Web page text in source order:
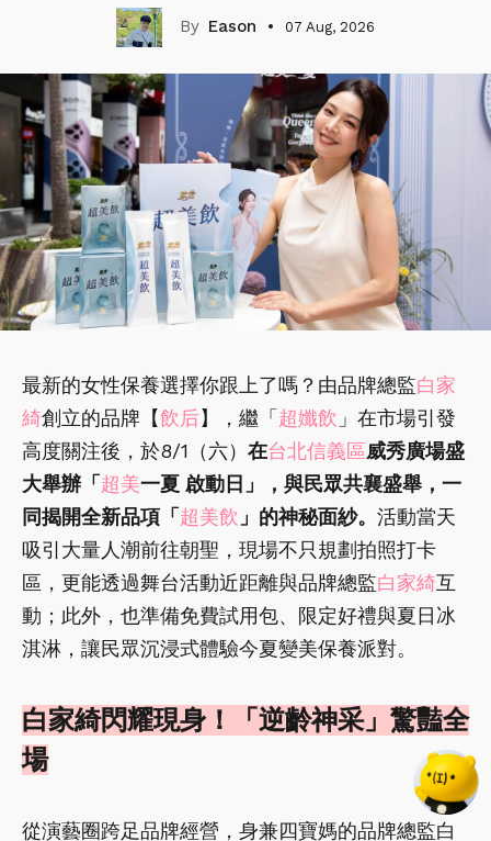
Eason 07 Aug, 2026
最新的女性保養選擇你跟上了嗎？由品牌總監白家
綺創立的品牌【飲后】，繼「 超孅飲 」在市場引發
高度關注後，於8/1（六） 在台北信義區威秀廣場盛
大舉辦「 超美一夏 啟動日」，與民眾共襄盛舉，一
同揭開全新品項「 超美飲 」的神秘面紗。 活動當天
吸引大量人潮前往朝聖，現場不只規劃拍照打卡
區，更能透過舞台活動近距離與品牌總監白家綺互
動；此外，也準備免費試用包、限定好禮與夏日冰
淇淋，讓民眾沉浸式體驗今夏變美保養派對。
白家綺閃耀現身！「逆齡神采」驚豔全
場
從演藝圈跨足品牌經營，身兼四寶媽的品牌總監白